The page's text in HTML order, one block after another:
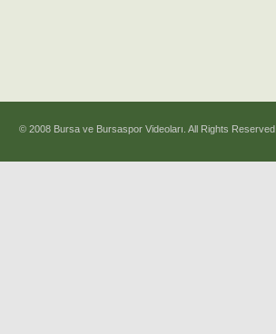
© 2008 Bursa ve Bursaspor Videoları. All Rights Reserved.